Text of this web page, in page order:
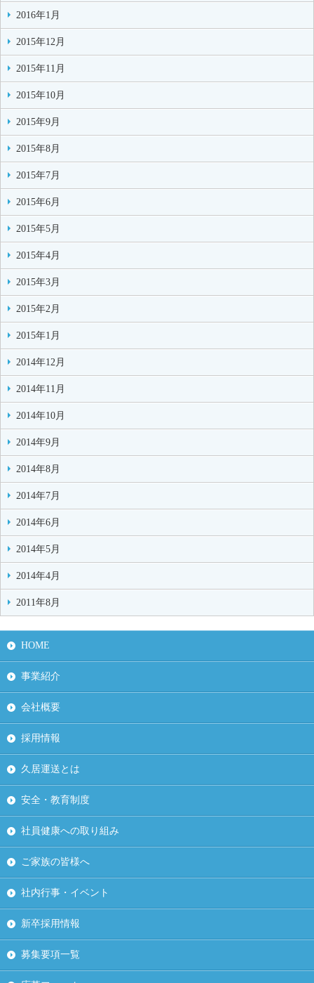
2016年1月
2015年12月
2015年11月
2015年10月
2015年9月
2015年8月
2015年7月
2015年6月
2015年5月
2015年4月
2015年3月
2015年2月
2015年1月
2014年12月
2014年11月
2014年10月
2014年9月
2014年8月
2014年7月
2014年6月
2014年5月
2014年4月
2011年8月
HOME
事業紹介
会社概要
採用情報
久居運送とは
安全・教育制度
社員健康への取り組み
ご家族の皆様へ
社内行事・イベント
新卒採用情報
募集要項一覧